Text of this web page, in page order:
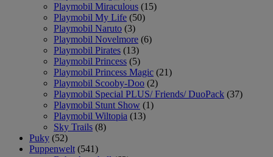
Playmobil Miraculous (15)
Playmobil My Life (50)
Playmobil Naruto (3)
Playmobil Novelmore (6)
Playmobil Pirates (13)
Playmobil Princess (5)
Playmobil Princess Magic (21)
Playmobil Scooby-Doo (2)
Playmobil Special PLUS/ Friends/ DuoPack (37)
Playmobil Stunt Show (1)
Playmobil Wiltopia (13)
Sky Trails (8)
Puky (52)
Puppenwelt (541)